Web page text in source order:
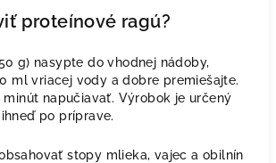
proteínové ragú?
g) nasypte do vhodnej nádoby,
ml vriacej vody a dobre premiešajte.
minút napučiavať. Výrobok je určený
po príprave.
stopy mlieka, vajec a obilnín